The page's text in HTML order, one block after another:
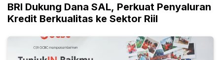
BRI Dukung Dana SAL, Perkuat Penyaluran
Kredit Berkualitas ke Sektor Riil